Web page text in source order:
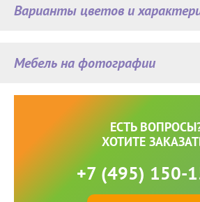
Мебель на фотографии
Варианты цветов и
ЕСТЬ
ХОТИТЕ
+7 (495) 150-